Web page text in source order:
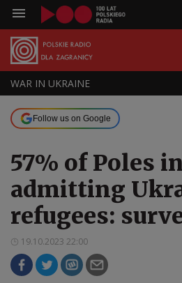
WAR IN UKRAINE
Follow us on Google
57% of Poles
admitting
refugees:
19.10.2023 22:00